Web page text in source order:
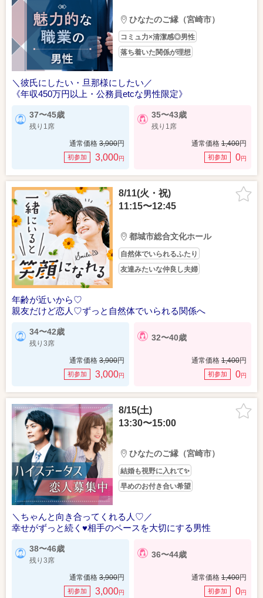
ひなたのご縁（宮崎市）
コミュ力×清潔感◎男性
落ち着いた関係が理想
＼彼氏にしたい・旦那様にしたい／
《年収450万円以上・公務員etcな男性限定》
37〜45歳
残り1席
通常価格 3,900円
初参加 3,000円
35〜43歳
残り1席
通常価格 1,400円
初参加 0円
8/11(火・祝)
11:15〜12:45
都城市総合文化ホール
自然体でいられるふたり
友達みたいな仲良し夫婦
年齢が近いから♡
親友だけど恋人♡ずっと自然体でいられる関係へ
34〜42歳
残り3席
通常価格 3,900円
初参加 3,000円
32〜40歳
通常価格 1,400円
初参加 0円
8/15(土)
13:30〜15:00
ひなたのご縁（宮崎市）
結婚も視野に入れて✨
早めのお付き合い希望
＼ちゃんと向き合ってくれる人♡／
幸せがずっと続く♥相手のペースを大切にする男性
38〜46歳
残り3席
通常価格 3,900円
初参加 3,000円
36〜44歳
通常価格 1,400円
初参加 0円